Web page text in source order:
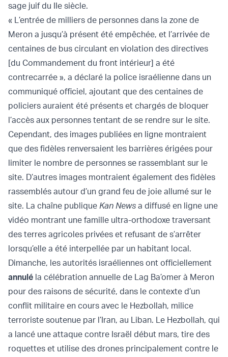
sage juif du IIe siècle.
« L’entrée de milliers de personnes dans la zone de
Meron a jusqu’à présent été empêchée, et l’arrivée de
centaines de bus circulant en violation des directives
[du Commandement du front intérieur] a été
contrecarrée », a déclaré la police israélienne dans un
communiqué officiel, ajoutant que des centaines de
policiers auraient été présents et chargés de bloquer
l’accès aux personnes tentant de se rendre sur le site.
Cependant, des images publiées en ligne montraient
que des fidèles renversaient les barrières érigées pour
limiter le nombre de personnes se rassemblant sur le
site. D’autres images montraient également des fidèles
rassemblés autour d’un grand feu de joie allumé sur le
site. La chaîne publique Kan News a diffusé en ligne une
vidéo montrant une famille ultra-orthodoxe traversant
des terres agricoles privées et refusant de s’arrêter
lorsqu’elle a été interpellée par un habitant local.
Dimanche, les autorités israéliennes ont officiellement
annulé la célébration annuelle de Lag Ba’omer à Meron
pour des raisons de sécurité, dans le contexte d’un
conflit militaire en cours avec le Hezbollah, milice
terroriste soutenue par l’Iran, au Liban. Le Hezbollah, qui
a lancé une attaque contre Israël début mars, tire des
roquettes et utilise des drones principalement contre le